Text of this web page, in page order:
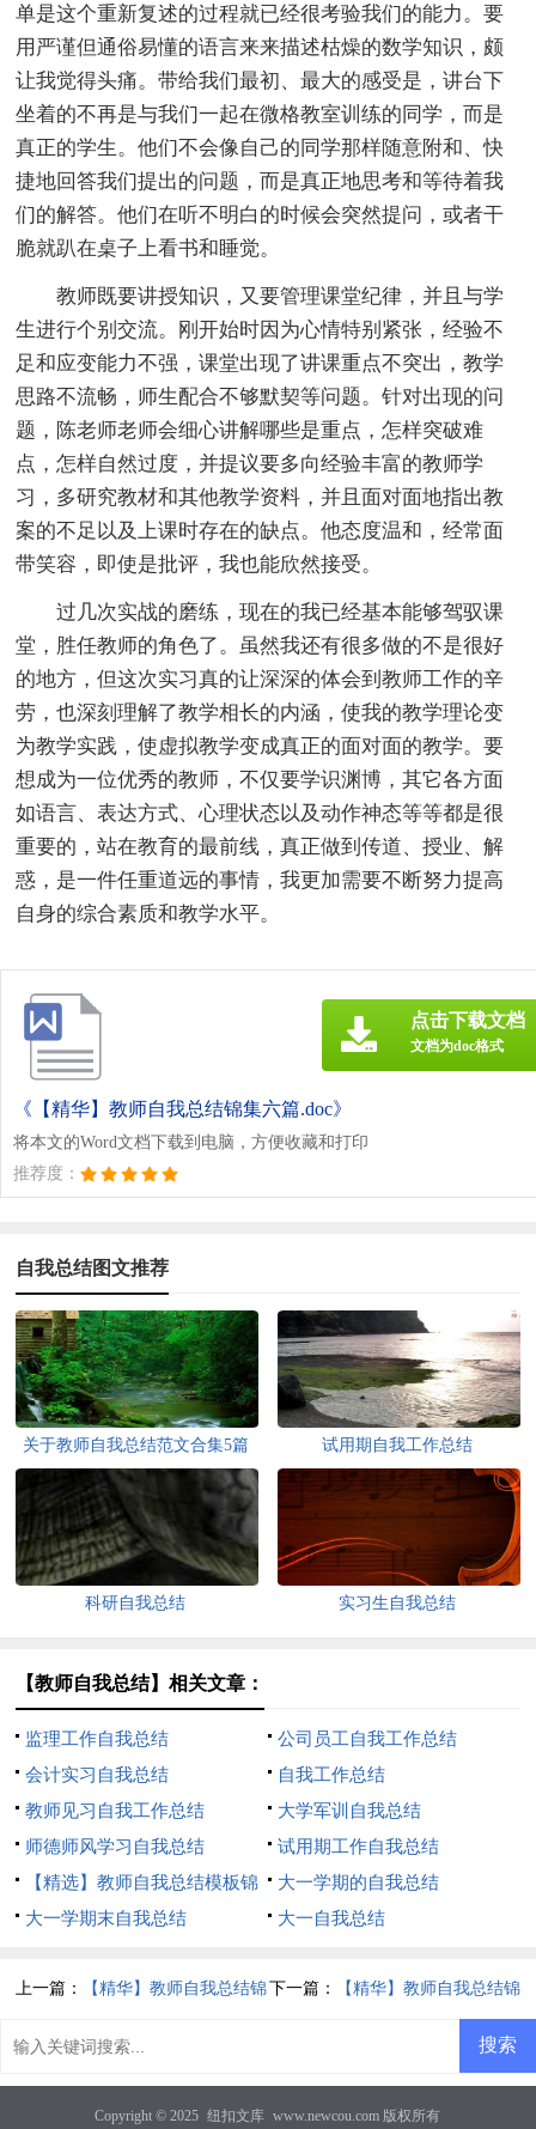
单是这个重新复述的过程就已经很考验我们的能力。要
用严谨但通俗易懂的语言来来描述枯燥的数学知识，颇
让我觉得头痛。带给我们最初、最大的感受是，讲台下
坐着的不再是与我们一起在微格教室训练的同学，而是
真正的学生。他们不会像自己的同学那样随意附和、快
捷地回答我们提出的问题，而是真正地思考和等待着我
们的解答。他们在听不明白的时候会突然提问，或者干
脆就趴在桌子上看书和睡觉。
教师既要讲授知识，又要管理课堂纪律，并且与学
生进行个别交流。刚开始时因为心情特别紧张，经验不
足和应变能力不强，课堂出现了讲课重点不突出，教学
思路不流畅，师生配合不够默契等问题。针对出现的问
题，陈老师老师会细心讲解哪些是重点，怎样突破难
点，怎样自然过度，并提议要多向经验丰富的教师学
习，多研究教材和其他教学资料，并且面对面地指出教
案的不足以及上课时存在的缺点。他态度温和，经常面
带笑容，即使是批评，我也能欣然接受。
过几次实战的磨练，现在的我已经基本能够驾驭课
堂，胜任教师的角色了。虽然我还有很多做的不是很好
的地方，但这次实习真的让深深的体会到教师工作的辛
劳，也深刻理解了教学相长的内涵，使我的教学理论变
为教学实践，使虚拟教学变成真正的面对面的教学。要
想成为一位优秀的教师，不仅要学识渊博，其它各方面
如语言、表达方式、心理状态以及动作神态等等都是很
重要的，站在教育的最前线，真正做到传道、授业、解
惑，是一件任重道远的事情，我更加需要不断努力提高
自身的综合素质和教学水平。
《【精华】教师自我总结锦集六篇.doc》
将本文的Word文档下载到电脑，方便收藏和打印
推荐度：
点击下载文档
文档为doc格式
自我总结图文推荐
关于教师自我总结范文合集5篇 试用期自我工作总结
科研自我总结 实习生自我总结
【教师自我总结】相关文章：
监理工作自我总结
公司员工自我工作总结
会计实习自我总结
自我工作总结
教师见习自我工作总结
大学军训自我总结
师德师风学习自我总结
试用期工作自我总结
【精选】教师自我总结模板锦
集七篇
大一学期的自我总结
大一学期末自我总结
大一自我总结
上一篇： 【精华】教师自我总结锦下一篇： 【精华】教师自我总结锦
Copyright © 2025 纽扣文库 www.newcou.com 版权所有